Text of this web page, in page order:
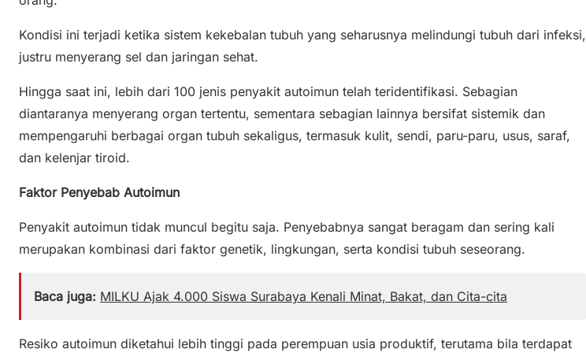
Kondisi ini terjadi ketika sistem kekebalan tubuh yang seharusnya melindungi tubuh dari infeksi,
justru menyerang sel dan jaringan sehat.
Hingga saat ini, lebih dari 100 jenis penyakit autoimun telah teridentifikasi. Sebagian
diantaranya menyerang organ tertentu, sementara sebagian lainnya bersifat sistemik dan
mempengaruhi berbagai organ tubuh sekaligus, termasuk kulit, sendi, paru-paru, usus, saraf,
dan kelenjar tiroid.
Faktor Penyebab Autoimun
Penyakit autoimun tidak muncul begitu saja. Penyebabnya sangat beragam dan sering kali
merupakan kombinasi dari faktor genetik, lingkungan, serta kondisi tubuh seseorang.
Baca juga: MILKU Ajak 4.000 Siswa Surabaya Kenali Minat, Bakat, dan Cita-cita
Resiko autoimun diketahui lebih tinggi pada perempuan usia produktif, terutama bila terdapat